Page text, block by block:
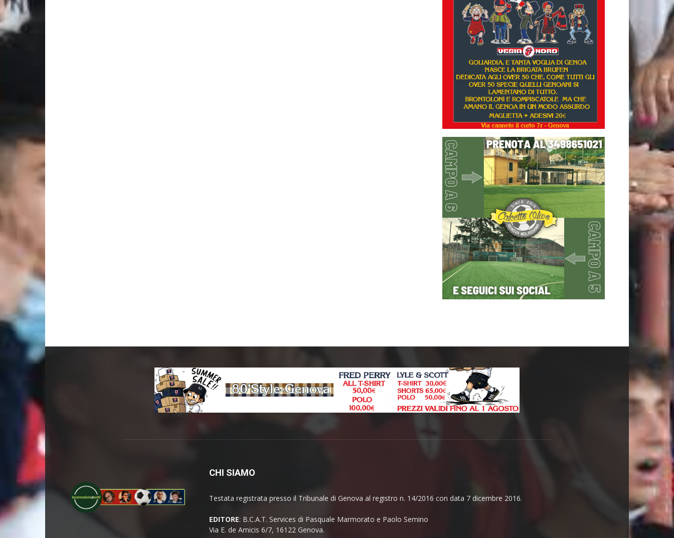
CHI SIAMO
Testata registrata presso il Tribunale di Genova al registro n. 14/2016 con data 7 dicembre 2016.
EDITORE: B.C.A.T. Services di Pasquale Marmorato e Paolo Semino
Via E. de Amicis 6/7, 16122 Genova.